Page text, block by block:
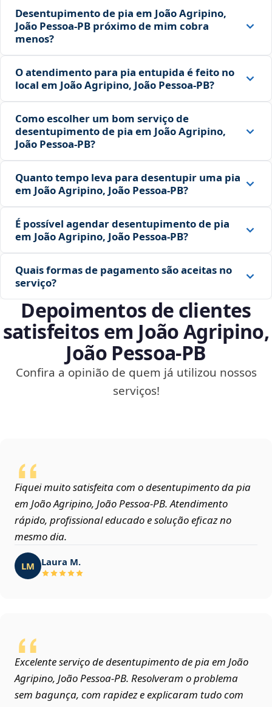
Desentupimento de pia em João Agripino,
João Pessoa‑PB próximo de mim cobra
menos?
O atendimento para pia entupida é feito no
local em João Agripino, João Pessoa‑PB?
Como escolher um bom serviço de
desentupimento de pia em João Agripino,
João Pessoa‑PB?
Quanto tempo leva para desentupir uma pia
em João Agripino, João Pessoa‑PB?
É possível agendar desentupimento de pia
em João Agripino, João Pessoa‑PB?
Quais formas de pagamento são aceitas no
serviço?
Depoimentos de clientes
satisfeitos em João Agripino,
João Pessoa‑PB
Confira a opinião de quem já utilizou nossos
serviços!
Fiquei muito satisfeita com o desentupimento da pia
em João Agripino, João Pessoa‑PB. Atendimento
rápido, profissional educado e solução eficaz no
mesmo dia.
LM Laura M.
Excelente serviço de desentupimento de pia em João
Agripino, João Pessoa‑PB. Resolveram o problema
sem bagunça, com rapidez e explicaram tudo com